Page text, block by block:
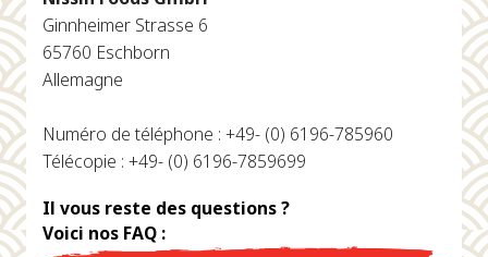
Ginnheimer Strasse 6
65760 Eschborn
Allemagne
Numéro de téléphone : +49- (0) 6196-785960
Télécopie : +49- (0) 6196-7859699
Il vous reste des questions ?
Voici nos FAQ :